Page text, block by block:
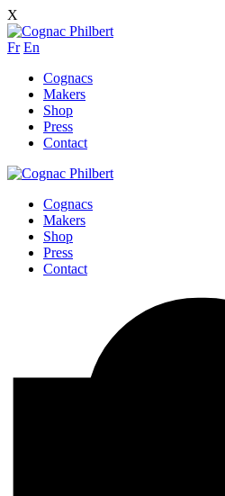
X
Fr En
Cognacs
Makers
Shop
Press
Contact
Cognacs
Makers
Shop
Press
Contact